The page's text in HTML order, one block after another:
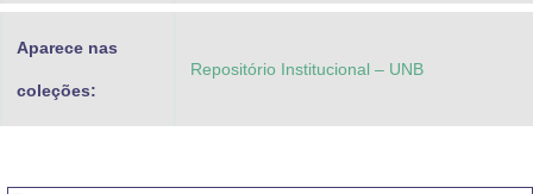
Aparece nas
coleções:
Repositório Institucional – UNB